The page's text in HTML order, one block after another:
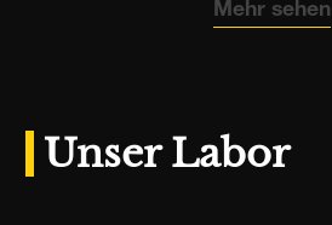
Mehr sehen
Unser Labor